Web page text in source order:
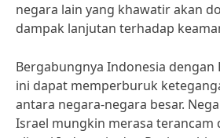
negara lain yang khawatir akan
dampak lanjutan terhadap
Bergabungnya Indonesia dengan
ini dapat memperburuk
antara negara-negara besar.
Israel mungkin merasa terancam